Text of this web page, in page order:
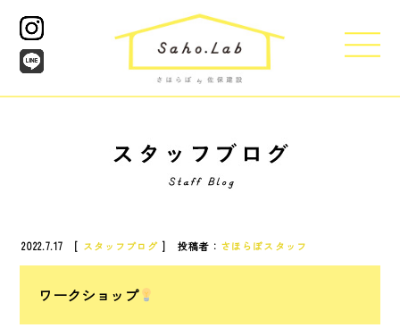
2022.7.17 [ スタッフブログ ] 投稿者： さほらぼスタッフ
ワークショップ